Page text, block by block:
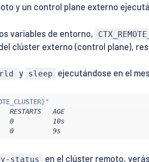
y un control plane externo
variables de entorno,
clúster externo (control plane),
y sleep ejecutándose en el
"
AGE
0          10s
0          9s
status en el clúster remoto,